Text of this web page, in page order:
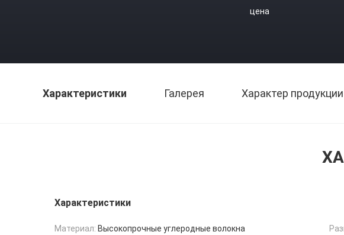
цена
Характеристики Галерея Характер продукции
Характеристики
Материал: Высокопрочные углеродные волокна